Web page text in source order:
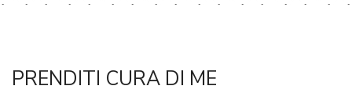
PRENDITI CURA DI ME